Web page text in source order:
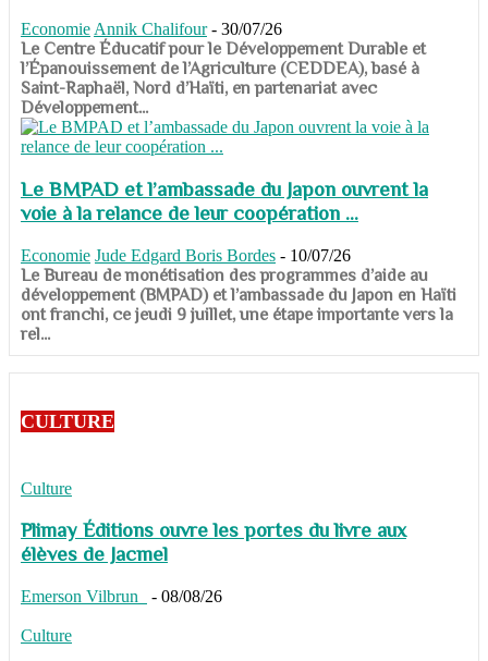
Economie Annik Chalifour - 30/07/26
​​​​​​​Le Centre Éducatif pour le Développement Durable et
l’Épanouissement de l’Agriculture (CEDDEA), basé à
Saint-Raphaël, Nord d’Haïti, en partenariat avec
Développement...
Le BMPAD et l’ambassade du Japon ouvrent la
voie à la relance de leur coopération ...
Economie Jude Edgard Boris Bordes - 10/07/26
​​​​​​​Le Bureau de monétisation des programmes d’aide au
développement (BMPAD) et l’ambassade du Japon en Haïti
ont franchi, ce jeudi 9 juillet, une étape importante vers la
rel...
CULTURE
Culture
Plimay Éditions ouvre les portes du livre aux
élèves de Jacmel
Emerson Vilbrun - 08/08/26
Culture